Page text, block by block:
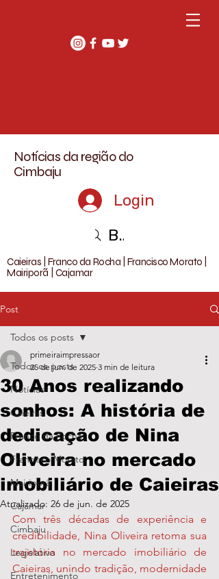
Notícias da região do
Cimbaju
Login
Buscar
Caieiras | Franco da Rocha | Francisco Morato |
Mairiporã | Cajamar
Post
Todos os posts
Notícias
Caieiras
Franco da Rocha
Francisco Morato
Mairiporã
Cajamar
Cimbaju
Legislativo
Entretenimento
Todos os posts
30 Anos realizando
sonhos: A história de
dedicação de Nina
Oliveira no mercado
imobiliário de Caieiras
primeiraimpressaor
25 de jun. de 2025 3 min de leitura
Atualizado: 26 de jun. de 2025
Com três décadas de experiência e
credibilidade, Nina Oliveira retoma sua
trajetória no mercado imobiliário de
Caieiras, unindo tradição, modernidade